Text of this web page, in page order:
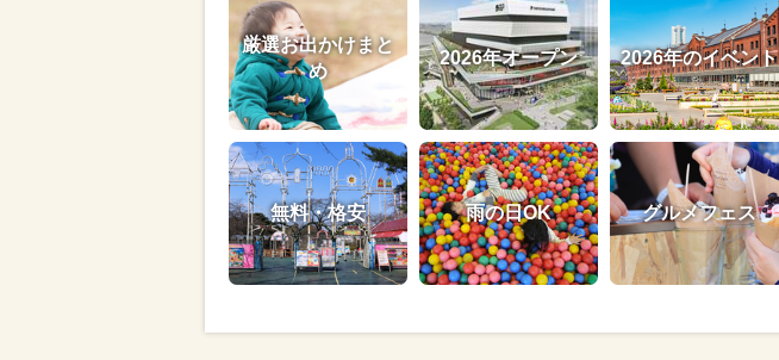
厳選お出かけまと
め
2026年オープン 2026年のイベント
無料・格安 雨の日OK グルメフェス